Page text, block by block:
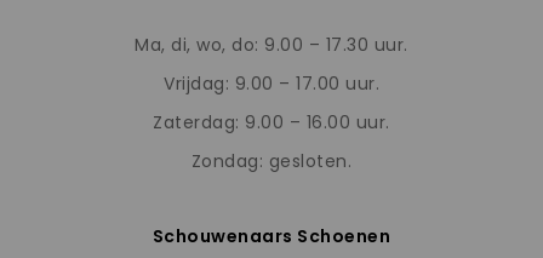
Ma, di, wo, do: 9.00 – 17.30 uur.
Vrijdag: 9.00 – 17.00 uur.
Zaterdag: 9.00 – 16.00 uur.
Zondag: gesloten.
Schouwenaars Schoenen